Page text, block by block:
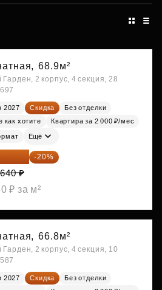
68.9м²
2 корпус, 4 секция, 28
2027 Скидка
Без отделки
как хотите
Квартира за 2 000 ₽/мес
Ещё
712 ₽ -20%
₽
₽ за м²
66.8м²
2 корпус, 4 секция, 10
2027 Скидка
Без отделки